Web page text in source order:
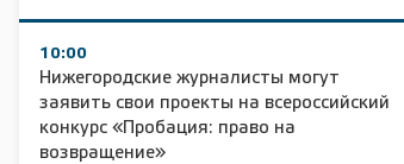
10:00
Нижегородские журналисты могут
заявить свои проекты на всероссийский
конкурс «Пробация: право на
возвращение»